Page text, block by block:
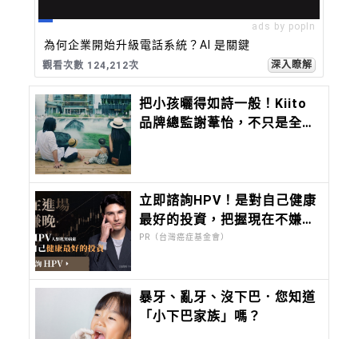
ads by popIn
為何企業開始升級電話系統？AI 是關鍵
觀看次數 124,212次 深入瞭解
把小孩曬得如詩一般！Kiito
品牌總監謝葦怡，不只是全台
立即諮詢HPV！是對自己健康
最好的投資，把握現在不嫌
晚！
PR（台灣癌症基金會）
暴牙、亂牙、沒下巴．您知道
「小下巴家族」嗎？